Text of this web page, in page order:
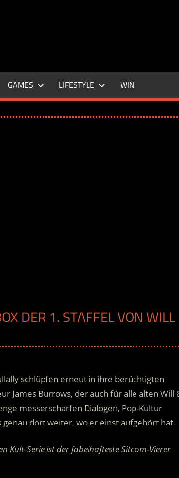
GAMES LIFESTYLE WIN
DER 1. STAFFEL VON WILL
schlüpfen erneut in ihre berüchtigten
James Burrows, der auch für alle alten Will
messerscharfen Dialogen, Pop-Kultur
dort weiter, wo er einst aufgehört hat.
Kult-Serie ist der fabelhafteste Sitcom-Vierer